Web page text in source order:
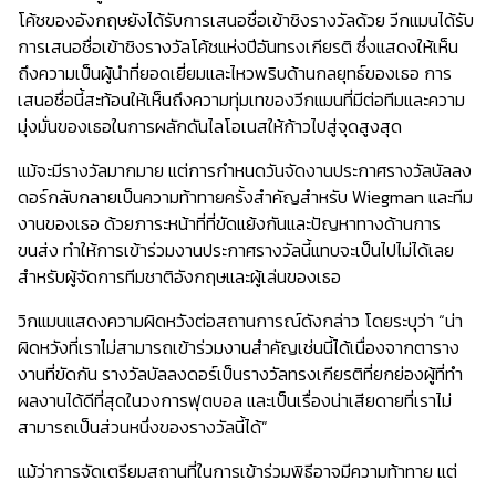
โค้ชของอังกฤษยังได้รับการเสนอชื่อเข้าชิงรางวัลด้วย วีกแมนได้รับ
การเสนอชื่อเข้าชิงรางวัลโค้ชแห่งปีอันทรงเกียรติ ซึ่งแสดงให้เห็น
ถึงความเป็นผู้นำที่ยอดเยี่ยมและไหวพริบด้านกลยุทธ์ของเธอ การ
เสนอชื่อนี้สะท้อนให้เห็นถึงความทุ่มเทของวีกแมนที่มีต่อทีมและความ
มุ่งมั่นของเธอในการผลักดันไลโอเนสให้ก้าวไปสู่จุดสูงสุด
แม้จะมีรางวัลมากมาย แต่การกำหนดวันจัดงานประกาศรางวัลบัลลง
ดอร์กลับกลายเป็นความท้าทายครั้งสำคัญสำหรับ Wiegman และทีม
งานของเธอ ด้วยภาระหน้าที่ที่ขัดแย้งกันและปัญหาทางด้านการ
ขนส่ง ทำให้การเข้าร่วมงานประกาศรางวัลนี้แทบจะเป็นไปไม่ได้เลย
สำหรับผู้จัดการทีมชาติอังกฤษและผู้เล่นของเธอ
วิกแมนแสดงความผิดหวังต่อสถานการณ์ดังกล่าว โดยระบุว่า “น่า
ผิดหวังที่เราไม่สามารถเข้าร่วมงานสำคัญเช่นนี้ได้เนื่องจากตาราง
งานที่ขัดกัน รางวัลบัลลงดอร์เป็นรางวัลทรงเกียรติที่ยกย่องผู้ที่ทำ
ผลงานได้ดีที่สุดในวงการฟุตบอล และเป็นเรื่องน่าเสียดายที่เราไม่
สามารถเป็นส่วนหนึ่งของรางวัลนี้ได้”
แม้ว่าการจัดเตรียมสถานที่ในการเข้าร่วมพิธีอาจมีความท้าทาย แต่